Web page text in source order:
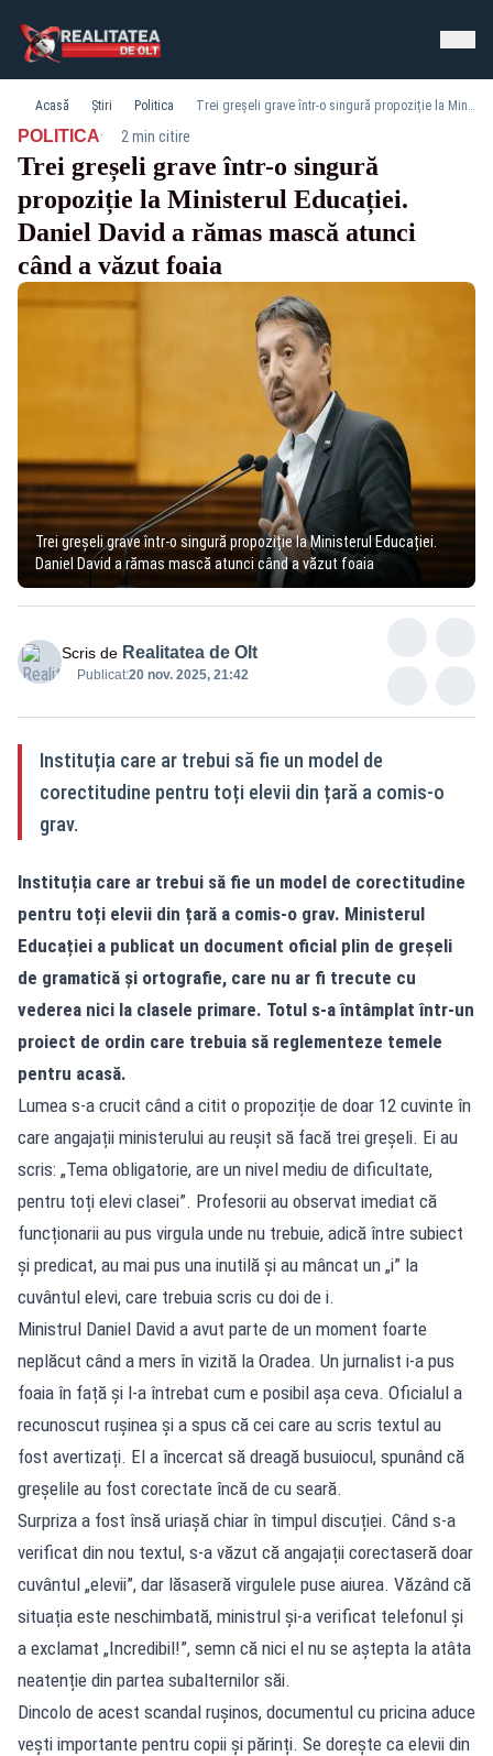
Acasă Știri Politica Trei greșeli grave într-o singură propoziție la Ministerul Educației. Daniel David a rămas mască atunci când a văzut foaia
POLITICA· 2 min citire
Trei greșeli grave într-o singură
propoziție la Ministerul Educației.
Daniel David a rămas mască atunci
când a văzut foaia
Trei greșeli grave într-o singură propoziție la Ministerul Educației.
Daniel David a rămas mască atunci când a văzut foaia
Scris de Realitatea de Olt
Publicat:20 nov. 2025, 21:42
Instituția care ar trebui să fie un model de
corectitudine pentru toți elevii din țară a comis-o
grav.
Instituția care ar trebui să fie un model de corectitudine
pentru toți elevii din țară a comis-o grav. Ministerul
Educației a publicat un document oficial plin de greșeli
de gramatică și ortografie, care nu ar fi trecute cu
vederea nici la clasele primare. Totul s-a întâmplat într-un
proiect de ordin care trebuia să reglementeze temele
pentru acasă.
Lumea s-a crucit când a citit o propoziție de doar 12 cuvinte în
care angajații ministerului au reușit să facă trei greșeli. Ei au
scris: „Tema obligatorie, are un nivel mediu de dificultate,
pentru toți elevi clasei”. Profesorii au observat imediat că
funcționarii au pus virgula unde nu trebuie, adică între subiect
și predicat, au mai pus una inutilă și au mâncat un „i” la
cuvântul elevi, care trebuia scris cu doi de i.
Ministrul Daniel David a avut parte de un moment foarte
neplăcut când a mers în vizită la Oradea. Un jurnalist i-a pus
foaia în față și l-a întrebat cum e posibil așa ceva. Oficialul a
recunoscut rușinea și a spus că cei care au scris textul au
fost avertizați. El a încercat să dreagă busuiocul, spunând că
greșelile au fost corectate încă de cu seară.
Surpriza a fost însă uriașă chiar în timpul discuției. Când s-a
verificat din nou textul, s-a văzut că angajații corectaseră doar
cuvântul „elevii”, dar lăsaseră virgulele puse aiurea. Văzând că
situația este neschimbată, ministrul și-a verificat telefonul și
a exclamat „Incredibil!”, semn că nici el nu se aștepta la atâta
neatenție din partea subalternilor săi.
Dincolo de acest scandal rușinos, documentul cu pricina aduce
vești importante pentru copii și părinți. Se dorește ca elevii din